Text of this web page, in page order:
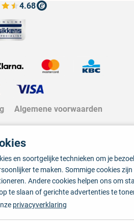
4.68
verfplaza beoordelingen
Algemene voorwaarden
en soortgelijke technieken om je
te maken. Sommige cookies
Andere cookies helpen ons om
te slaan of gerichte advertenties te
privacyverklaring